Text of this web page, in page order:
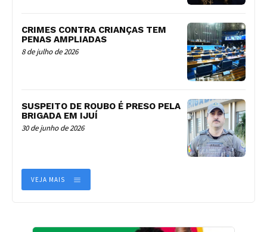
CRIMES CONTRA CRIANÇAS TEM
PENAS AMPLIADAS
8 de julho de 2026
SUSPEITO DE ROUBO É PRESO PELA
BRIGADA EM IJUÍ
30 de junho de 2026
VEJA MAIS